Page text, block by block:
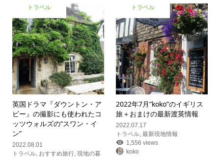
トラベル
英国ドラマ『ダウントン・ア
ビー』の撮影にも使われたコ
ッツウォルズの“スワン・イ
ン”
2022.08.01
トラベル, おすすめ旅行, 現地の暮
トラベル
2022年7月”koko”のイギリス
旅＋おまけの最新渡英情報
2022.07.17
トラベル,最新現地情報
1,556 views
koko